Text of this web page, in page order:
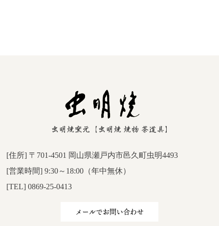
[住所] 〒701-4501 岡山県瀬戸内市邑久町虫明4493
[営業時間] 9:30～18:00（年中無休）
[TEL] 0869-25-0413
メールでお問い合わせ